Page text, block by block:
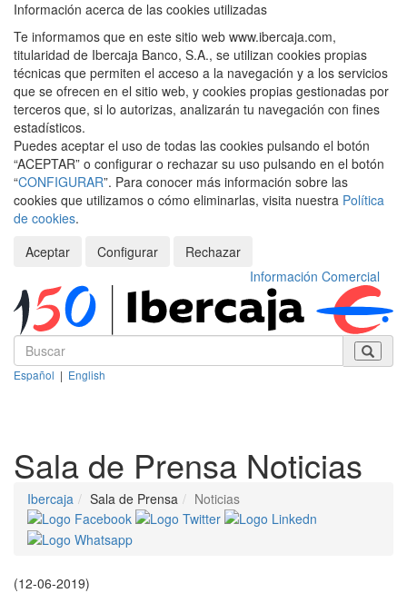
Información acerca de las cookies utilizadas
Te informamos que en este sitio web www.ibercaja.com,
titularidad de Ibercaja Banco, S.A., se utilizan cookies propias
técnicas que permiten el acceso a la navegación y a los servicios
que se ofrecen en el sitio web, y cookies propias gestionadas por
terceros que, si lo autorizas, analizarán tu navegación con fines
estadísticos.
Puedes aceptar el uso de todas las cookies pulsando el botón
“ACEPTAR” o configurar o rechazar su uso pulsando en el botón
“CONFIGURAR”. Para conocer más información sobre las
cookies que utilizamos o cómo eliminarlas, visita nuestra Política
de cookies.
Aceptar
Configurar
Rechazar
Información Comercial
Español | English
Sala de Prensa Noticias
Ibercaja Sala de Prensa Noticias
(12-06-2019)